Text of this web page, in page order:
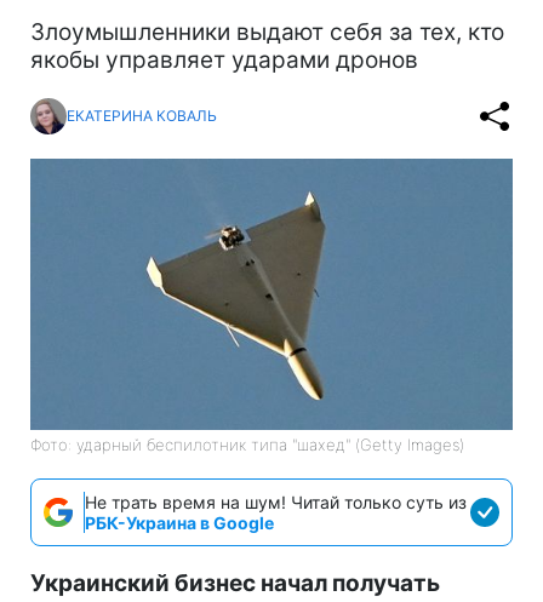
Злоумышленники выдают себя за тех, кто
якобы управляет ударами дронов
ЕКАТЕРИНА КОВАЛЬ
Фото: ударный беспилотник типа "шахед" (Getty Images)
Не трать время на шум! Читай только суть из
РБК-Украина в Google
Украинский бизнес начал получать